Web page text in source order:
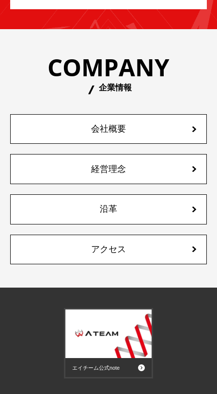
COMPANY
企業情報
会社概要
経営理念
沿革
アクセス
エイチーム公式note